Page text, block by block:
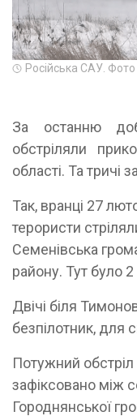
Російська САУ.
За останню
обстріляли
області. Та тричі
Так, вранці 27
терористи
Семенівська
району. Тут було
Двічі біля
безпілотник, для
Потужний обстріл
зафіксовано між
Городнянської